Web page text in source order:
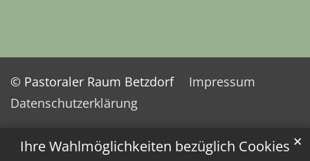
Ihre Wahlmöglichkeiten bezüglich Cookies ✕
© Pastoraler Raum Betzdorf
Impressum
Datenschutzerklärung